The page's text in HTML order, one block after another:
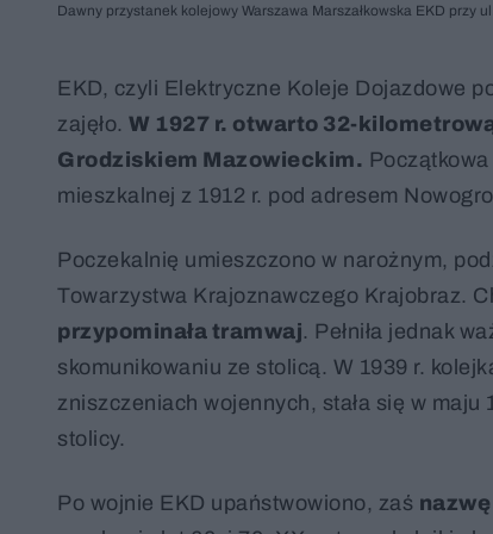
Dawny przystanek kolejowy Warszawa Marszałkowska EKD przy
EKD, czyli Elektryczne Koleje Dojazdowe
zajęło. W 1927 r. otwarto 32-
Grodziskiem Mazowieckim.
mieszkalnej z 1912 r. pod adresem
Poczekalnię umieszczono w narożnym,
Towarzystwa Krajoznawczego Krajobraz.
przypominała tramwaj. Pełniła jednak
skomunikowaniu ze stolicą. W 1939 r.
zniszczeniach wojennych, stała się w
stolicy.
Po wojnie EKD upaństwowiono, zaś